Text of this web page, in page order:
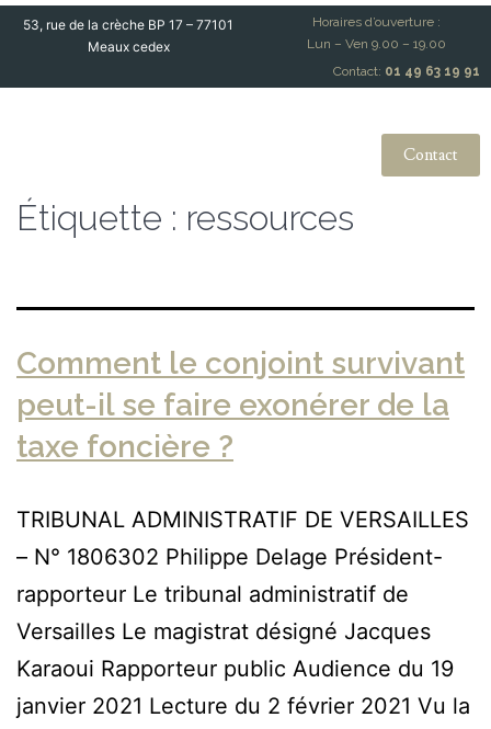
53, rue de la crèche BP 17 – 77101
Meaux cedex
Horaires d’ouverture :
Lun – Ven 9.00 – 19.00
Contact: 01 49 63 19 91
Contact
Étiquette : ressources
Comment le conjoint survivant
peut-il se faire exonérer de la
taxe foncière ?
TRIBUNAL ADMINISTRATIF DE VERSAILLES
– N° 1806302 Philippe Delage Président-
rapporteur Le tribunal administratif de
Versailles Le magistrat désigné Jacques
Karaoui Rapporteur public Audience du 19
janvier 2021 Lecture du 2 février 2021 Vu la